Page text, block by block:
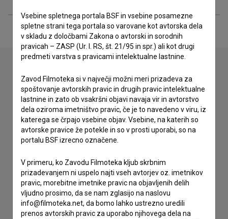
Stik z uredništvom
Spoštovani, s pomočjo spodnjega obrazca lahko stopite v
stik z uredništvom Baze slovenskih filmov. Veseli bomo vaših
odzivov.
prijavljam napako
želim dodati podatke
drugo
Vsebine spletnega portala BSF in vsebine posamezne
spletne strani tega portala so varovane kot avtorska dela
v skladu z določbami Zakona o avtorski in sorodnih
pravicah – ZASP (Ur. l. RS, št. 21/95 in spr.) ali kot drugi
predmeti varstva s pravicami intelektualne lastnine.
Zavod Filmoteka si v največji možni meri prizadeva za
spoštovanje avtorskih pravic in drugih pravic intelektualne
lastnine in zato ob vsakršni objavi navaja vir in avtorstvo
dela oziroma imetništvo pravic, če je to navedeno v viru, iz
katerega se črpajo vsebine objav. Vsebine, na katerih so
avtorske pravice že potekle in so v prosti uporabi, so na
portalu BSF izrecno označene.
V primeru, ko Zavodu Filmoteka kljub skrbnim
prizadevanjem ni uspelo najti vseh avtorjev oz. imetnikov
pravic, morebitne imetnike pravic na objavljenih delih
vljudno prosimo, da se nam zglasijo na naslovu
info@filmoteka.net, da bomo lahko ustrezno uredili
prenos avtorskih pravic za uporabo njihovega dela na